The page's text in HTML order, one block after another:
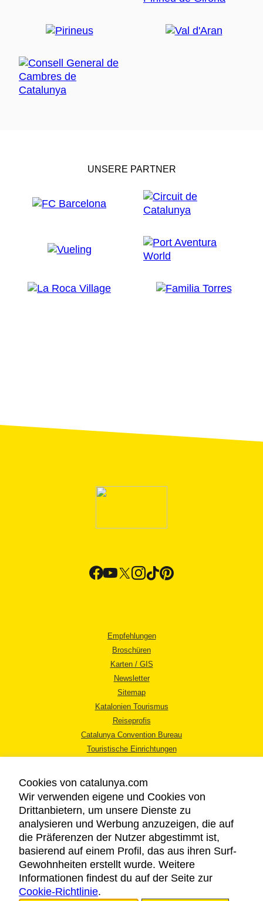
UNSERE PARTNER
Empfehlungen
Broschüren
Karten / GIS
Newsletter
Sitemap
Katalonien Tourismus
Reiseprofis
Catalunya Convention Bureau
Touristische Einrichtungen
RECHTLICHER HINWEIS
DATENSCHUTZICHTLINIE
COOKIES
BARRIEREFREIHEIT
Cookies von catalunya.com
Wir verwenden eigene und Cookies von
Drittanbietern, um unsere Dienste zu
analysieren und Werbung anzuzeigen, die auf
die Präferenzen der Nutzer abgestimmt ist,
basierend auf einem Profil, das aus ihren Surf-
Gewohnheiten erstellt wurde. Weitere
Informationen findest du auf der Seite zur
Cookie-Richtlinie.